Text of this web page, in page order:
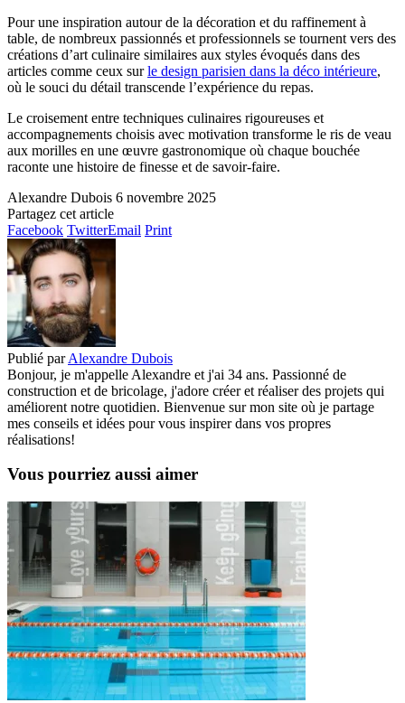
Pour une inspiration autour de la décoration et du raffinement à
table, de nombreux passionnés et professionnels se tournent vers des
créations d’art culinaire similaires aux styles évoqués dans des
articles comme ceux surle design parisien dans la déco intérieure,
où le souci du détail transcende l’expérience du repas.
Le croisement entre techniques culinaires rigoureuses et
accompagnements choisis avec motivation transforme le ris de veau
aux morilles en une œuvre gastronomique où chaque bouchée
raconte une histoire de finesse et de savoir-faire.
Alexandre Dubois 6 novembre 2025
Partagez cet article
Facebook TwitterEmail Print
Publié par Alexandre Dubois
Bonjour, je m'appelle Alexandre et j'ai 34 ans. Passionné de
construction et de bricolage, j'adore créer et réaliser des projets qui
améliorent notre quotidien. Bienvenue sur mon site où je partage
mes conseils et idées pour vous inspirer dans vos propres
réalisations!
Vous pourriez aussi aimer